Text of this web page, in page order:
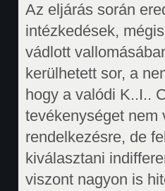
Az eljárás során
intézkedések,
vádlott
kerülhetett sor, a
hogy a valódi K..I..
tevékenységet nem
rendelkezésre, de
kiválasztani
viszont nagyon is